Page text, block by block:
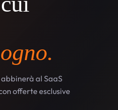
al SaaS
offerte esclusive